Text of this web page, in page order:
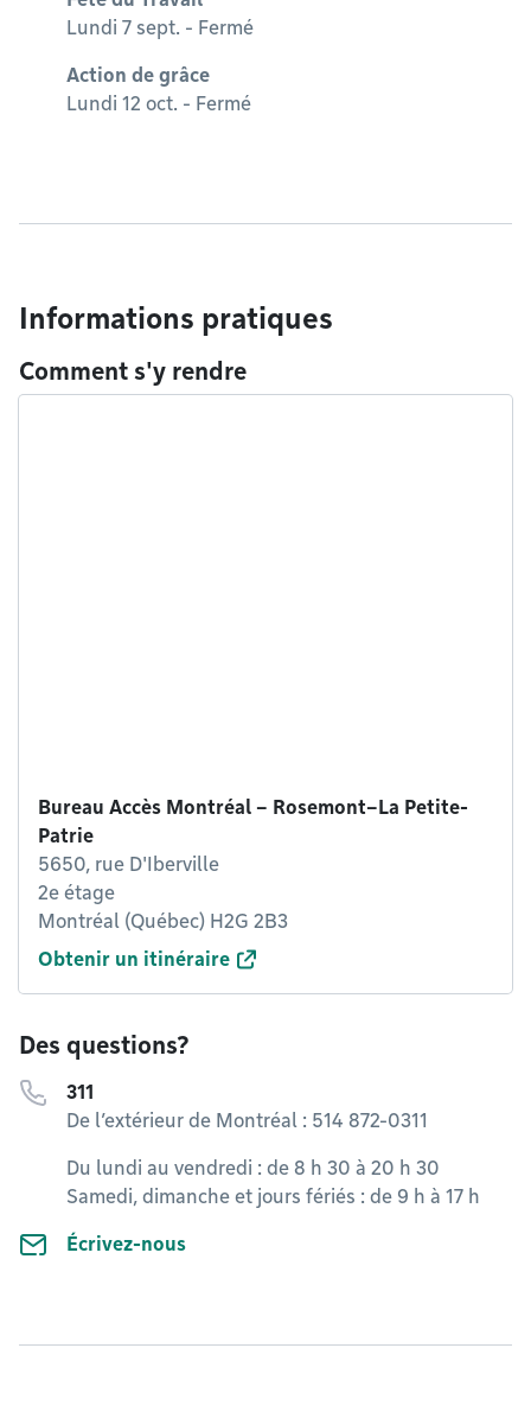
Lundi 7 sept. - Fermé
Action de grâce
Lundi 12 oct. - Fermé
Informations pratiques
Comment s'y rendre
Bureau Accès Montréal – Rosemont–La Petite-
Patrie
5650, rue D'Iberville
2e étage
Montréal (Québec) H2G 2B3
Obtenir un itinéraire
Des questions?
311
De l’extérieur de Montréal : 514 872-0311
Du lundi au vendredi : de 8 h 30 à 20 h 30
Samedi, dimanche et jours fériés : de 9 h à 17 h
Écrivez-nous